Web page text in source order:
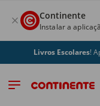
Continente
Instalar a
Livros Escolares!